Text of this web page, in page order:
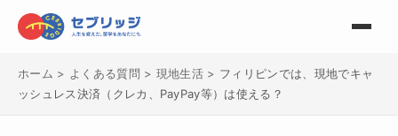
ホーム > よくある質問 > 現地生活 > フィリピンでは、現地でキャ
ッシュレス決済（クレカ、PayPay等）は使える？